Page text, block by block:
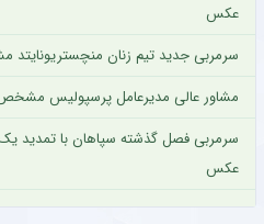
عکس
سرمربی جدید تیم زنان
مشاور عالی مدیرعامل پرسپولیس
سرمربی فصل گذشته سپاهان با تمدید
عکس